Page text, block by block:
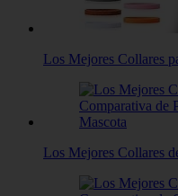
Los Mejores Collares
Los Mejores Collares